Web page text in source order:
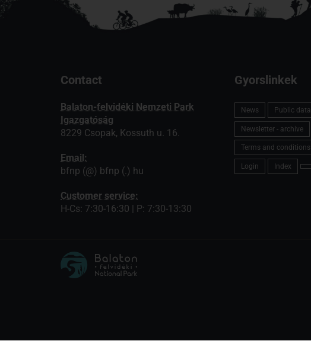
Contact
Balaton-felvidéki Nemzeti Park
Igazgatóság
8229 Csopak, Kossuth u. 16.
Email:
bfnp (@) bfnp (.) hu
Customer service:
H-Cs: 7:30-16:30 | P: 7:30-13:30
Gyorslinkek
News Public data
Newsletter - archive
Terms and conditions
Login Index